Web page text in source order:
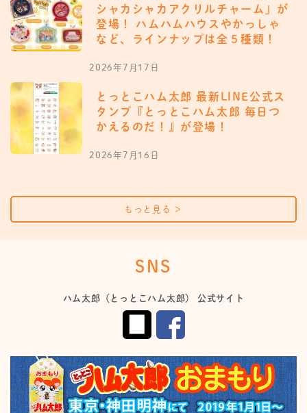
シャカシャカアクリルチャーム」が
登場！ ハムハムハウスやかっしゃ
など、ラインナップは全５種類！
2026年7月17日
とっとこハム太郎 最新LINE公式ス
タンプ『とっとこハム太郎 毎日つ
かえるのだ！』が登場！
2026年7月16日
もっと見る ＞
SNS
ハム太郎（とっとこハム太郎） 公式サイト